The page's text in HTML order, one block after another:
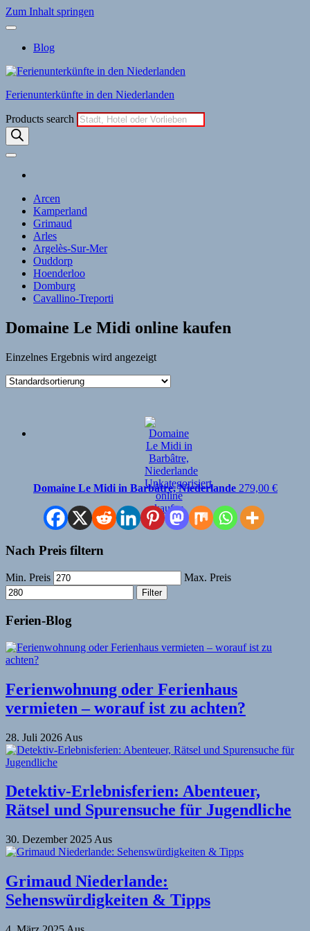
Zum Inhalt springen
Blog
Ferienunterkünfte in den Niederlanden
Products search
Arcen
Kamperland
Grimaud
Arles
Argelès-Sur-Mer
Ouddorp
Hoenderloo
Domburg
Cavallino-Treporti
Domaine Le Midi online kaufen
Einzelnes Ergebnis wird angezeigt
Domaine Le Midi in Barbâtre, Niederlande 279,00 €
Nach Preis filtern
Min. Preis Max. Preis
Filter
Ferien-Blog
Ferienwohnung oder Ferienhaus
vermieten – worauf ist zu achten?
28. Juli 2026 Aus
Detektiv-Erlebnisferien: Abenteuer,
Rätsel und Spurensuche für Jugendliche
30. Dezember 2025 Aus
Grimaud Niederlande:
Sehenswürdigkeiten & Tipps